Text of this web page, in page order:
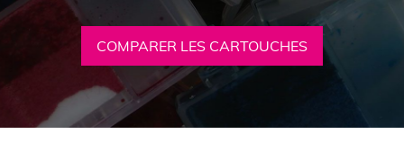
COMPARER LES CARTOUCHES